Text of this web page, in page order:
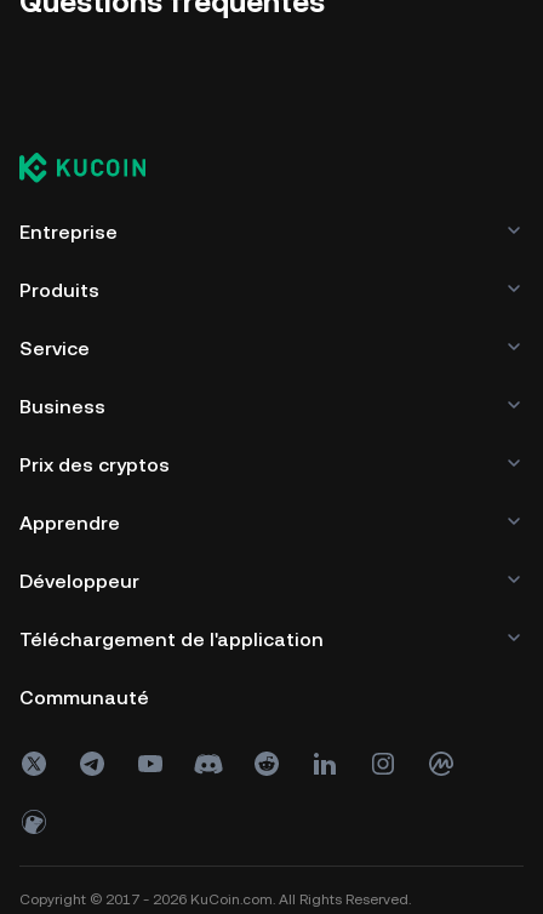
Entreprise
Produits
Service
Business
Prix des cryptos
Apprendre
Développeur
Téléchargement de l'application
Communauté
Copyright © 2017 - 2026 KuCoin.com. All Rights Reserved.